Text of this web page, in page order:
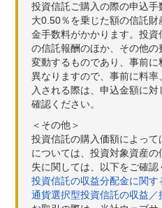
投資信託ご購入の際の申込
大0.50％を乗じた額の信託
金手数料がかかります。投
の信託報酬のほか、その他
変動するものであり、事前
異なりますので、事前に料
入される際は、申込金額に
確認ください。
＜その他＞
投資信託の購入価額によっ
については、投資対象資産
失に関しては、以下をご確認
投資信託の収益分配金に関す
通貨選択型投資信託の収益／